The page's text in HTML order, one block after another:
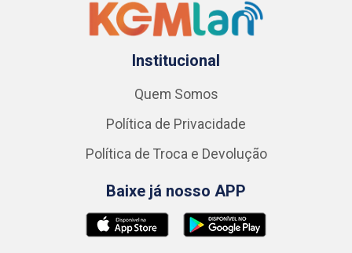
Institucional
Quem Somos
Política de Privacidade
Política de Troca e Devolução
Baixe já nosso APP